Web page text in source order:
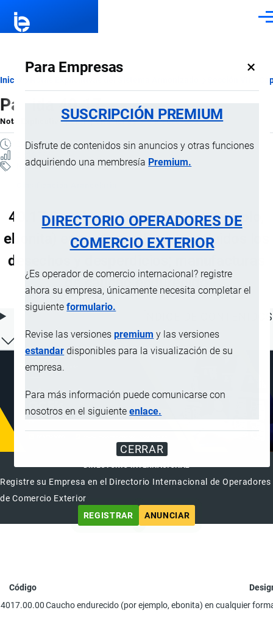
Para Empresas ×
SUSCRIPCIÓN PREMIUM
Disfrute de contenidos sin anuncios y otras funciones
adquiriendo una membresía Premium.
DIRECTORIO OPERADORES DE
COMERCIO EXTERIOR
¿Es operador de comercio internacional? registre
ahora su empresa, únicamente necesita completar el
siguienteformulario.
Revise las versionespremium y las versiones
estandar disponibles para la visualización de su
empresa.
Para más información puede comunicarse con
nosotros en el siguienteenlace.
CERRAR
Ruta
de
navegación
Inicio
Partida 40.17
Nota ExplicativaporImportaciones …, 19 Julio, 2024
2 MINUTOS
Notas Explicativas
40.17 Caucho endurecido (por ejemplo,
ebonita) en cualquier forma, incluidos los
desechos y desperdicios; manufacturas
de caucho endurecido
ÍNDICE DE CONTENIDOS
DIRECTORIO INTERNACIONAL
Registre su Empresa en el Directorio Internacional de Operadores
de Comercio Exterior
REGISTRAR
ANUNCIAR
Código
4017.00.00Caucho endurecido (por ejemplo, ebonita) en cualquier